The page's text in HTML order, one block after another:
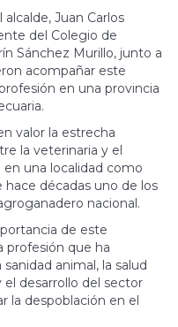
Juan Carlos
del Colegio de
Sánchez Murillo, junto a
acompañar este
en una provincia
valor la estrecha
la veterinaria y el
una localidad como
décadas uno de los
nacional.
de este
profesión que ha
animal, la salud
el desarrollo del sector
la despoblación en el